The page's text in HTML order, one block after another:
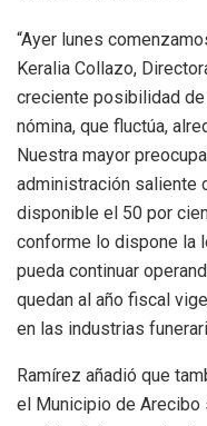
“Ayer lunes
Keralia Collazo,
creciente posibilidad
nómina, que fluctúa,
Nuestra mayor
administración saliente
disponible el 50 por
conforme lo dispone la
pueda continuar
quedan al año fiscal
en las industrias
Ramírez añadió que
el Municipio de Arecibo